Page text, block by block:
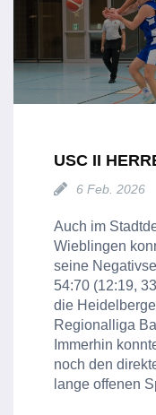
USC II
6 Feb. 2026
Auch im
Wieblingen
seine
54:70 (12:19,
die
Regionalliga
Immerhin
noch den
lange offenen